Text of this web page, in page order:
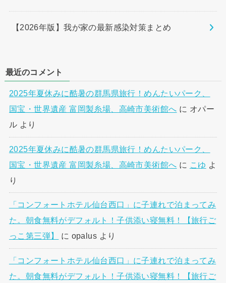
【2026年版】我が家の最新感染対策まとめ
最近のコメント
2025年夏休みに酷暑の群馬県旅行！めんたいパーク、
国宝・世界遺産 富岡製糸場、高崎市美術館へ に オパー
ル より
2025年夏休みに酷暑の群馬県旅行！めんたいパーク、
国宝・世界遺産 富岡製糸場、高崎市美術館へ に こゆ よ
り
「コンフォートホテル仙台西口」に子連れで泊まってみ
た。朝食無料がデフォルト！子供添い寝無料！【旅行ご
っこ第三弾】
に opalus より
「コンフォートホテル仙台西口」に子連れで泊まってみ
た。朝食無料がデフォルト！子供添い寝無料！【旅行ご